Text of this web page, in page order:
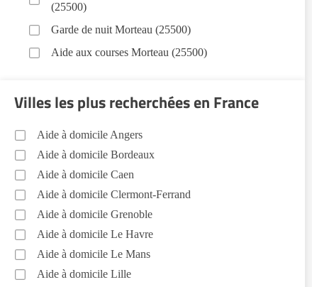
(25500)
Garde de nuit Morteau (25500)
Aide aux courses Morteau (25500)
Sorties (promenades, rendez-vous médicaux...)
Morteau (25500)
Villes les plus recherchées en France
Aide à domicile Angers
Aide à domicile Bordeaux
Aide à domicile Caen
Aide à domicile Clermont-Ferrand
Aide à domicile Grenoble
Aide à domicile Le Havre
Aide à domicile Le Mans
Aide à domicile Lille